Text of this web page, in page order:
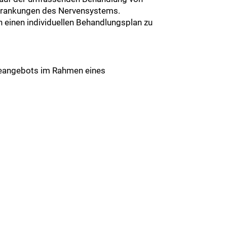
des Nervensystems.
individuellen Behandlungsplan zu
im Rahmen eines